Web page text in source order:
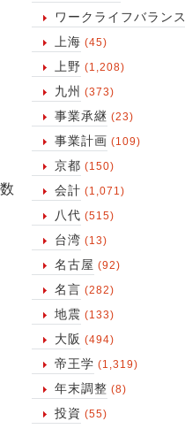
ワークライフバランス
上海 (45)
上野 (1,208)
九州 (373)
事業承継 (23)
事業計画 (109)
京都 (150)
会計 (1,071)
八代 (515)
台湾 (13)
名古屋 (92)
名言 (282)
地震 (133)
大阪 (494)
帝王学 (1,319)
年末調整 (8)
投資 (55)